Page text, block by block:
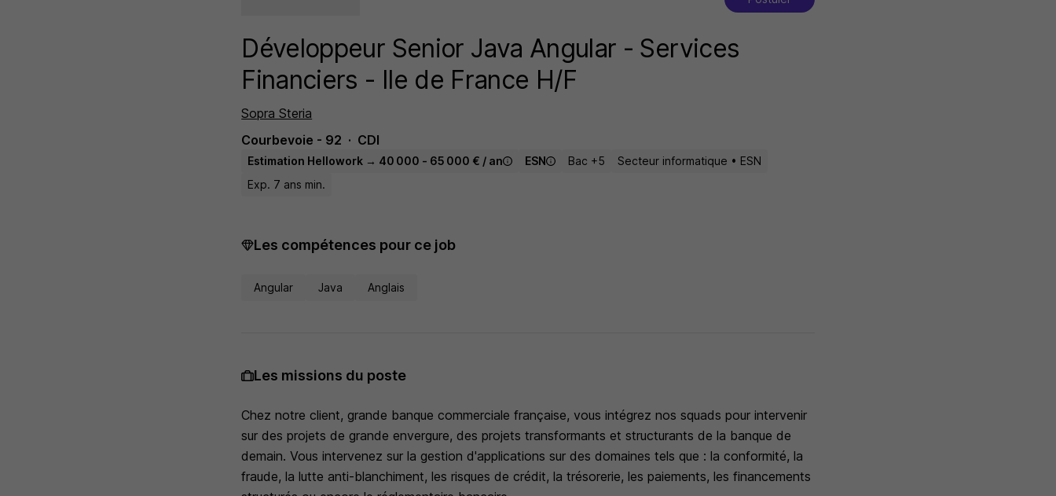
Développeur Senior Java Angular - Services
Financiers - Ile de France H/F
Sopra Steria
Courbevoie - 92
CDI
Estimation Hellowork → 40 000 - 65 000 € / an ESN Bac +5
Secteur informatique • ESN
Exp. 7 ans min.
Les compétences pour ce job
Angular Java Anglais
Les missions du poste
Chez notre client, grande banque commerciale française, vous intégrez nos squads pour intervenir
sur des projets de grande envergure, des projets transformants et structurants de la banque de
demain. Vous intervenez sur la gestion d'applications sur des domaines tels que : la conformité, la
fraude, la lutte anti-blanchiment, les risques de crédit, la trésorerie, les paiements, les financements